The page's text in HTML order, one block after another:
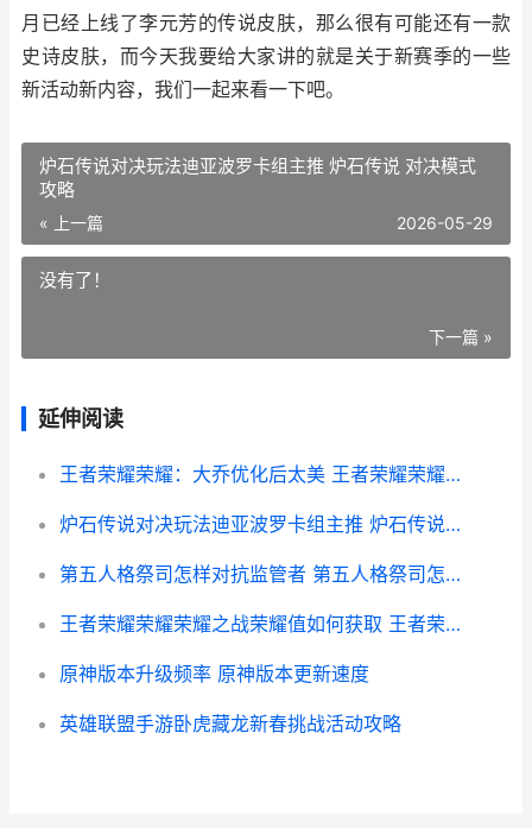
月已经上线了李元芳的传说皮肤，那么很有可能还有一款
史诗皮肤，而今天我要给大家讲的就是关于新赛季的一些
新活动新内容，我们一起来看一下吧。
炉石传说对决玩法迪亚波罗卡组主推 炉石传说 对决模式
攻略
« 上一篇 2026-05-29
没有了！
下一篇 »
延伸阅读
王者荣耀荣耀：大乔优化后太美 王者荣耀荣耀典藏皮肤排名
炉石传说对决玩法迪亚波罗卡组主推 炉石传说 对决模式 攻略
第五人格祭司怎样对抗监管者 第五人格祭司怎么获得
王者荣耀荣耀荣耀之战荣耀值如何获取 王者荣耀荣耀荣耀水晶活动
原神版本升级频率 原神版本更新速度
英雄联盟手游卧虎藏龙新春挑战活动攻略